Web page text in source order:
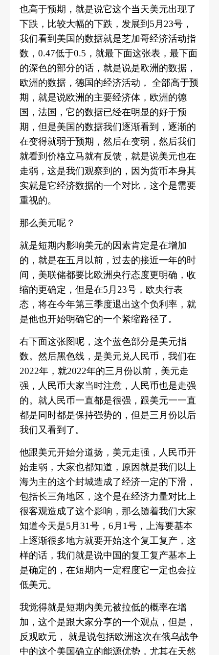
也高于预期，就是说它这个当天美元出现了
下跌，比较大幅的下跌，发展到5月23号，
我们看到美国的数据就是芝加哥经济活动指
数，0.47低于0.5，就最下面这张表，最下面
的深色的部分的话，就是说是欧洲的数据，
欧洲的数据，德国的经济活动， 全部高于预
期，就是说欧洲的主要经济体，欧洲的德
国，法国，它的数据已经在明显的好于预
期，但是美国的数据我们逐渐看到，逐渐的
在变得就弱于预期，然后在变弱，然后我们
就看到价格立马就有反馈，就是说美元也在
走弱，这是我们观察到的，因为货币本身其
实就是它经济数据的一个对比，这个是需要
重视的。
那么美元呢？
就是短期内影响美元的因素肯定是在增加
的，就是在五月以前，过去的接近一年的时
间，美联储都要比欧洲央行态度更明确，收
缩的更确定，但是在5月23号，欧央行表
态，将在今年第三季度退出这个负利率，就
是他也开始明确它的一个紧缩路径了。
右下面这张图呢，这个蓝色部分是美元指
数。然后黑色线，是美元兑人民币，我们在
2022年，就2022年的三月份以前，美元走
强，人民币大家当时注意，人民币也是走强
的。就人民币一直都是很强，跟美元一一直
都是同时都是保持强势的，但是三月份以后
我们又看到了。
他跟美元开始分道扬，美元走强，人民币开
始走弱，大家也都知道，原因就是我们以上
海为主的这个封城造成了经济一定的下滑，
包括长三角地区，这个是在经济力量对比上
很客观造成了这个影响，那么随着我们大家
知道今天是5月31号，6月1号，上海要基本
上逐渐很多地方就要开始这个复工复产，这
样的话，我们就是说中国的复工复产基本上
是确定的，在短期内一定程度它一定也会拉
低美元。
我觉得就是短期内美元被拉低的概率在增
加，这个是跟大家分享的一个观点，但是，
反观欧元，
就是说包括欧洲这次在俄乌战争
中的这个美国确立的能源优势，尤其在天然